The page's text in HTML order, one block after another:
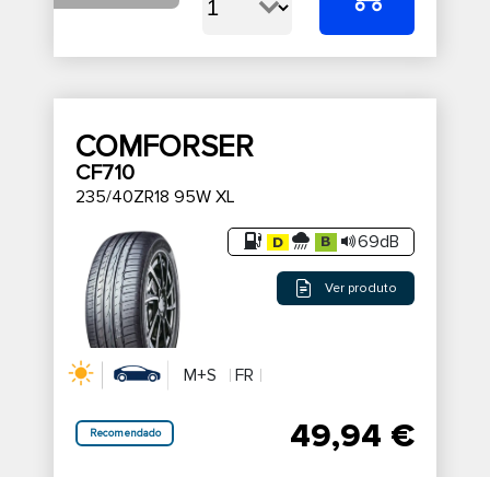
COMFORSER
CF710
235/40ZR18 95W XL
69dB
Ver produto
M+S FR
Recomendado 49,94 €